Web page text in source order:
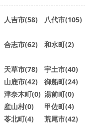
人吉市(58) 八代市(105)
合志市(62) 和水町(2)
天草市(78)
宇土市(40)
山鹿市(42)
御船町(24)
津奈木町(0) 湯前町(0)
産山村(0)
甲佐町(4)
苓北町(4)
荒尾市(42)